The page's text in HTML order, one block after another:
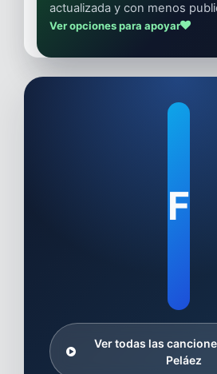
actualizada y con menos
Ver opciones para apoyar
F
Ver todas las
Peláez